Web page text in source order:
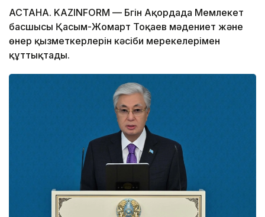
АСТАНА. KAZINFORM — Бүгін Ақордада Мемлекет
басшысы Қасым-Жомарт Тоқаев мәдениет және
өнер қызметкерлерін кәсіби мерекелерімен
құттықтады.